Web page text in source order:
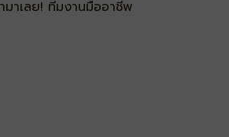
มาเลย! ทีมงานมืออาชีพ